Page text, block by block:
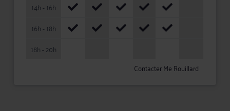
14h - 16h
16h - 18h
18h - 20h
Contacter Me Rouillard